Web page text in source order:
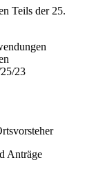
Teils der 25.
23
Anträge